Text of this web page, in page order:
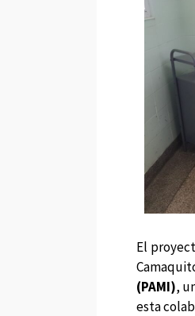
El
(PAMI),
esta